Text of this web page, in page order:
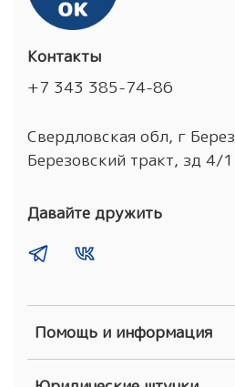
Помощь и информация
Контакты
+7 343 385-74-86
Свердловская обл, г
Березовский тракт, зд 4/1
Давайте дружить